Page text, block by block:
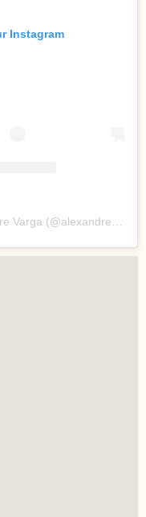
Instagram